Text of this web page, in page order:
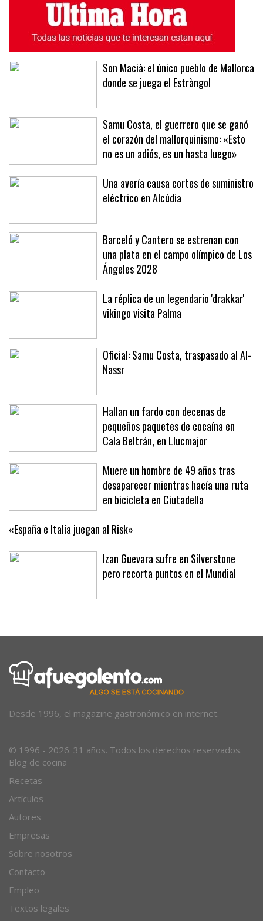
Son Macià: el único pueblo de Mallorca
donde se juega el Estràngol
Samu Costa, el guerrero que se ganó
el corazón del mallorquinismo: «Esto
no es un adiós, es un hasta luego»
Una avería causa cortes de suministro
eléctrico en Alcúdia
Barceló y Cantero se estrenan con
una plata en el campo olímpico de Los
Ángeles 2028
La réplica de un legendario 'drakkar'
vikingo visita Palma
Oficial: Samu Costa, traspasado al Al-
Nassr
Hallan un fardo con decenas de
pequeños paquetes de cocaína en
Cala Beltrán, en Llucmajor
Muere un hombre de 49 años tras
desaparecer mientras hacía una ruta
en bicicleta en Ciutadella
«España e Italia juegan al Risk»
Izan Guevara sufre en Silverstone
pero recorta puntos en el Mundial
Desde 1996, el magazine gastronómico en internet.
© 1996 - 2026. 31 años. Todos los derechos reservados.
Blog de cocina
Recetas
Artículos
Autores
Empresas
Sobre nosotros
Contacto
Empleo
Textos legales